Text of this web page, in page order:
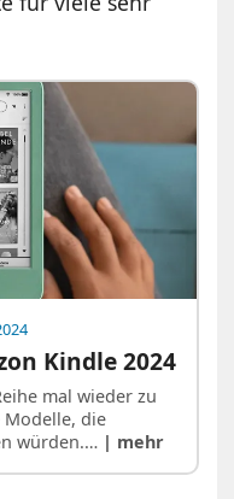
Kindle 2024
mal wieder zu
die
würden.… | mehr